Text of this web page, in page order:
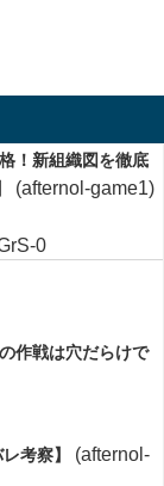
！新組織図を徹底
(afternol-game1)
0
作戦は穴だらけで
考察】
(afternol-